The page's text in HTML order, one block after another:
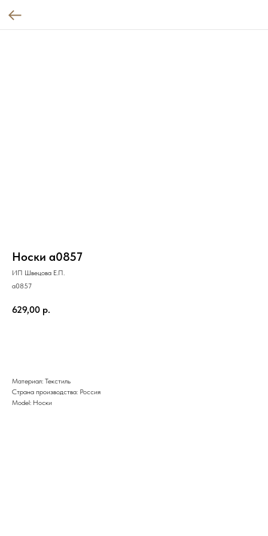
Носки a0857
ИП Швецова Е.П.
a0857
629,00 р.
Материал: Текстиль
Страна производства: Россия
Model: Носки